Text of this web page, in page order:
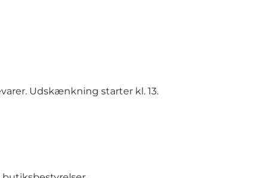
Udskænkning starter kl. 13.